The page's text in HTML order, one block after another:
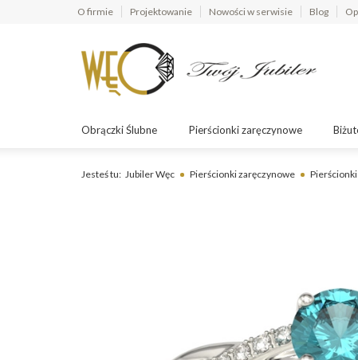
O firmie Projektowanie Nowości w serwisie Blog
Obrączki Ślubne Pierścionki zaręczynowe
Jesteś tu: Jubiler Węc Pierścionki zaręczynowe